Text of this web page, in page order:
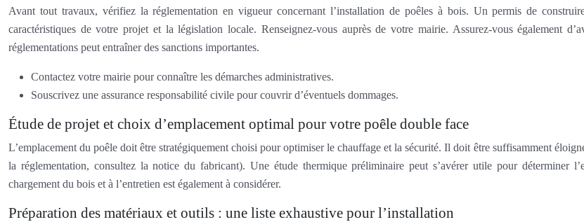
Avant tout travaux, vérifiez la réglementation en vigueur concernant l’installation de poêles à bois. Un permis de
caractéristiques de votre projet et la législation locale. Renseignez-vous auprès de votre mairie. Assurez-vous également
réglementations peut entraîner des sanctions importantes.
Contactez votre mairie pour connaître les démarches administratives.
Souscrivez une assurance responsabilité civile pour couvrir d’éventuels dommages.
Étude de projet et choix d’emplacement optimal pour votre poêle double face
L’emplacement du poêle doit être stratégiquement choisi pour optimiser le chauffage et la sécurité. Il doit être suffisamment
la réglementation, consultez la notice du fabricant). Une étude thermique préliminaire peut s’avérer utile pour déterminer
chargement du bois et à l’entretien est également à considérer.
Préparation des matériaux et outils : une liste exhaustive pour l’installation